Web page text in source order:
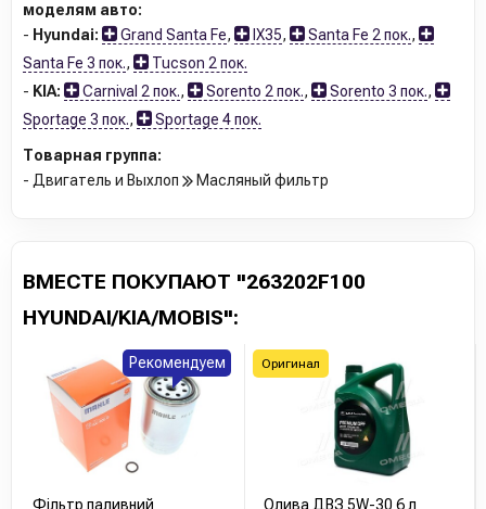
моделям авто:
- Hyundai: Grand Santa Fe, IX35, Santa Fe 2 пок.,
Santa Fe 3 пок.,
Tucson 2 пок.
- KIA: Carnival 2 пок., Sorento 2 пок., Sorento 3 пок.,
Sportage 3 пок., Sportage 4 пок.
Товарная группа:
- Двигатель и Выхлоп
Масляный фильтр
ВМЕСТЕ ПОКУПАЮТ "263202F100
HYUNDAI/KIA/MOBIS":
Фільтр паливний
Рекомендуем
Олива ДВЗ 5W-30 6 л
Оригинал